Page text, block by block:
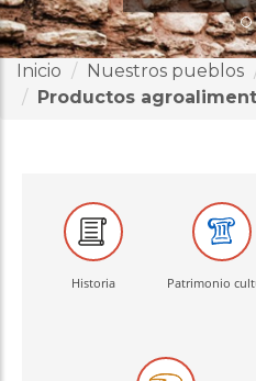
Inicio Nuestros pueblos
Productos
Historia Patrimonio